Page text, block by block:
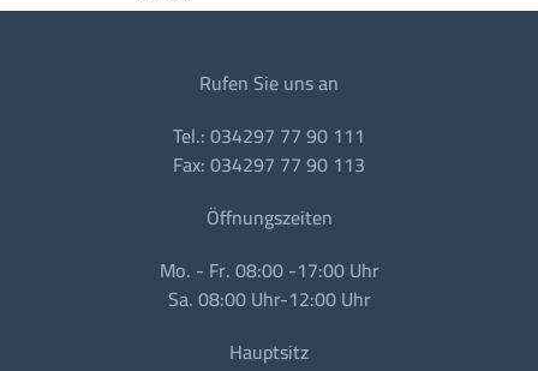
Rufen Sie uns an
Tel.: 034297 77 90 111
Fax: 034297 77 90 113
Öffnungszeiten
Mo. - Fr. 08:00 -17:00 Uhr
Sa. 08:00 Uhr-12:00 Uhr
Hauptsitz